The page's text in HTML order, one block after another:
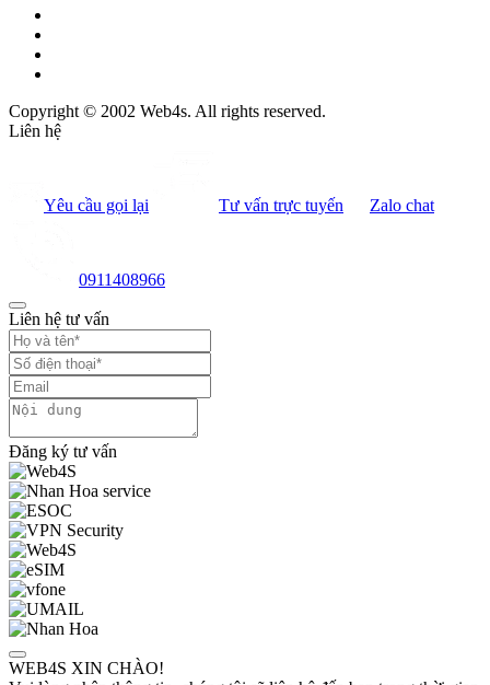
Copyright © 2002 Web4s. All rights reserved.
Liên hệ
Yêu cầu gọi lại Tư vấn trực tuyến Zalo chat
0911408966
Liên hệ tư vấn
Đăng ký tư vấn
WEB4S XIN CHÀO!